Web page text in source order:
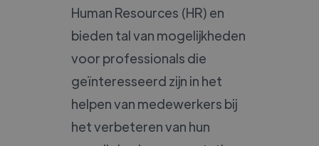
Human Resources (HR) en
bieden tal van mogelijkheden
voor professionals die
geïnteresseerd zijn in het
helpen van medewerkers bij
het verbeteren van hun